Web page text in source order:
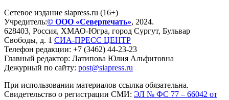
Сетевое издание siapress.ru (16+)
Учредитель:© ООО «Северпечать», 2024.
628403, Россия, ХМАО-Югра, город Сургут, Бульвар
Свободы, д. 1 СИА-ПРЕСС ЦЕНТР
Телефон редакции: +7 (3462) 44-23-23
Главный редактор: Латипова Юлия Альфитовна
Дежурный по сайту: post@siapress.ru
При использовании материалов ссылка обязательна.
Свидетельство о регистрации СМИ: ЭЛ № ФС 77 – 66042 от